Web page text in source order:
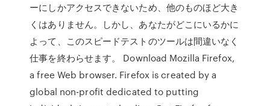
ーにしかアクセスできないため、他のものほど大き
くはありません。しかし、あなたがどこにいるかに
よって、このスピードテストのツールは間違いなく
仕事を終わらせます。 Download Mozilla Firefox,
a free Web browser. Firefox is created by a
global non-profit dedicated to putting